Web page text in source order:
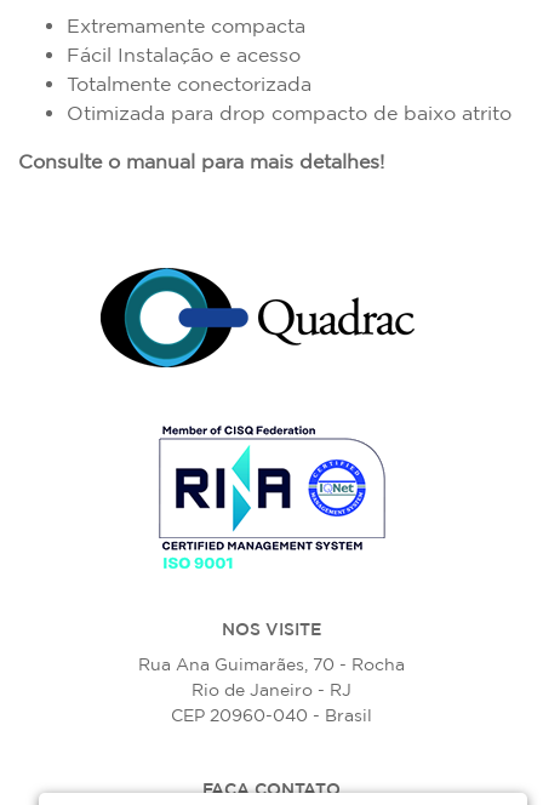
Extremamente compacta
Fácil Instalação e acesso
Totalmente conectorizada
Otimizada para drop compacto de baixo atrito
Consulte o manual para mais detalhes!
NOS VISITE
Rua Ana Guimarães, 70 - Rocha
Rio de Janeiro - RJ
CEP 20960-040 - Brasil
FAÇA CONTATO